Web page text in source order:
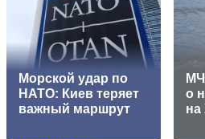
Морской удар по
НАТО: Киев теряет
важный маршрут
о